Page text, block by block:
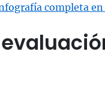
completa en